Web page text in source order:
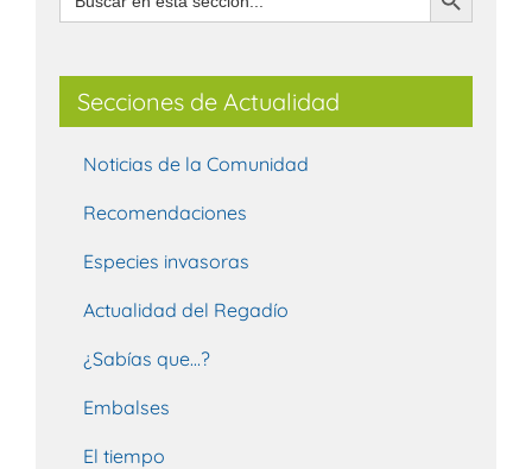
Secciones de Actualidad
Noticias de la Comunidad
Recomendaciones
Especies invasoras
Actualidad del Regadío
¿Sabías que…?
Embalses
El tiempo